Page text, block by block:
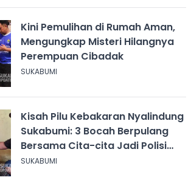
Kini Pemulihan di Rumah Aman,
Mengungkap Misteri Hilangnya
Perempuan Cibadak
SUKABUMI
Kisah Pilu Kebakaran Nyalindung
Sukabumi: 3 Bocah Berpulang
Bersama Cita-cita Jadi Polisi
dan Guru
SUKABUMI